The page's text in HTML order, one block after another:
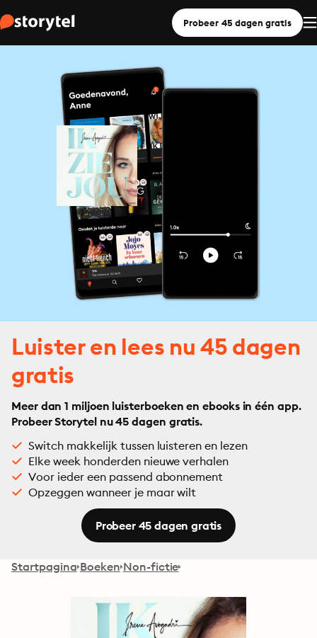
Probeer 45 dagen gratis
Luister en lees nu 45 dagen
gratis
Meer dan 1 miljoen luisterboeken en ebooks in één app.
Probeer Storytel nu 45 dagen gratis.
Switch makkelijk tussen luisteren en lezen
Elke week honderden nieuwe verhalen
Voor ieder een passend abonnement
Opzeggen wanneer je maar wilt
Probeer 45 dagen gratis
Startpagina Boeken Non-fictie